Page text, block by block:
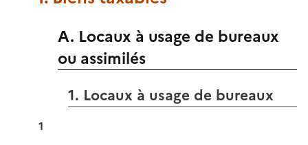
A. Locaux à usage de bureaux
ou assimilés
1. Locaux à usage de bureaux
1